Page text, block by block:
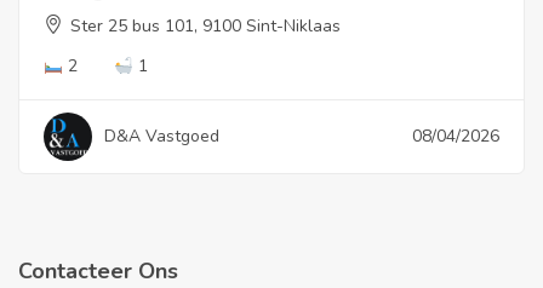
Ster 25 bus 101, 9100 Sint-Niklaas
2
1
D&A Vastgoed 08/04/2026
Contacteer Ons